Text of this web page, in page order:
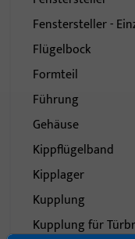
Fenstersteller -
Flügelbock
Formteil
Führung
Gehäuse
Kippflügelband
Kipplager
Kupplung
Kupplung für